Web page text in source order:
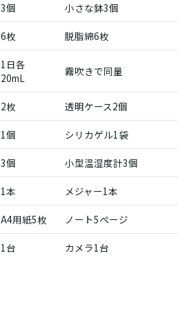
3個 小さな鉢3個
6枚 脱脂綿6枚
1日各
20mL
霧吹きで同量
2枚 透明ケース2個
1個 シリカゲル1袋
3個 小型温湿度計3個
1本 メジャー1本
A4用紙5枚 ノート5ページ
1台 カメラ1台